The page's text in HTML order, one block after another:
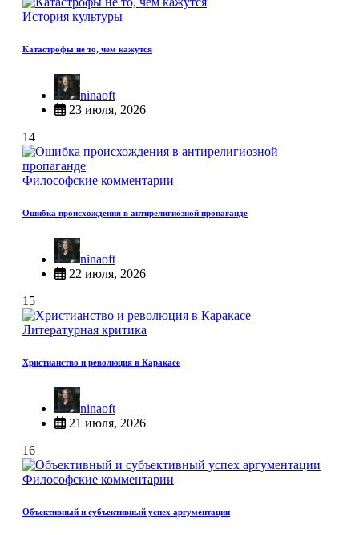
История культуры
Катастрофы не то, чем кажутся
ninaoft
23 июля, 2026
14
Философские комментарии
Ошибка происхождения в антирелигиозной пропаганде
ninaoft
22 июля, 2026
15
Литературная критика
Христианство и революция в Каракасе
ninaoft
21 июля, 2026
16
Философские комментарии
Объективный и субъективный успех аргументации